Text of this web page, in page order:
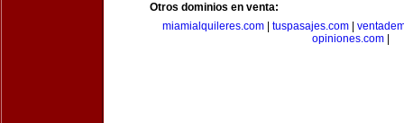
Otros dominios en venta:
miamialquileres.com
tuspasajes.com
opiniones.com